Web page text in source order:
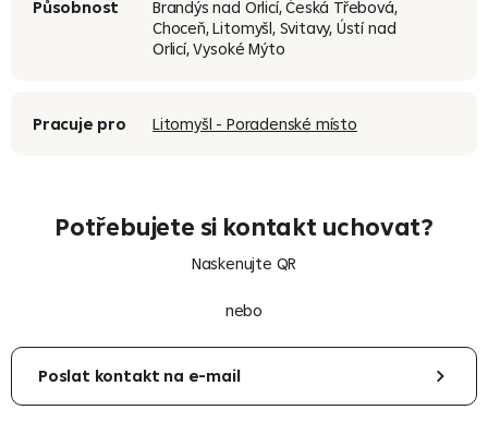
Působnost
Brandýs nad Orlicí, Česká Třebová,
Choceň, Litomyšl, Svitavy, Ústí nad
Orlicí, Vysoké Mýto
Pracuje pro Litomyšl - Poradenské místo
Potřebujete si kontakt uchovat?
Naskenujte QR
nebo
Poslat kontakt na e-mail